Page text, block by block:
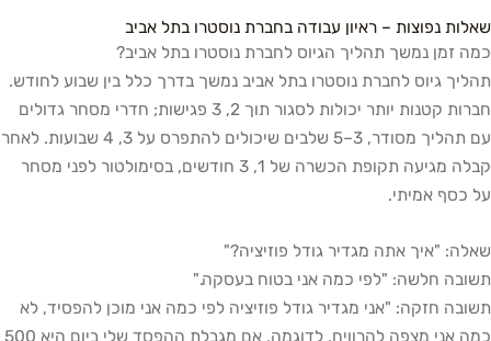
שאלות נפוצות – ראיון עבודה בחברת נוסטרו בתל אביב
כמה זמן נמשך תהליך הגיוס לחברת נוסטרו בתל אביב?
תהליך גיוס לחברת נוסטרו בתל אביב נמשך בדרך כלל בין שבוע לחודש.
חברות קטנות יותר יכולות לסגור תוך 2, 3 פגישות; חדרי מסחר גדולים
עם תהליך מסודר, 3–5 שלבים שיכולים להתפרס על 3, 4 שבועות. לאחר
קבלה מגיעה תקופת הכשרה של 1, 3 חודשים, בסימולטור לפני מסחר
על כסף אמיתי.
שאלה: "איך אתה מגדיר גודל פוזיציה?"
תשובה חלשה: "לפי כמה אני בטוח בעסקה."
תשובה חזקה: "אני מגדיר גודל פוזיציה לפי כמה אני מוכן להפסיד, לא
כמה אני מצפה להרוויח. לדוגמה, אם מגבלת ההפסד שלי ביום היא 500